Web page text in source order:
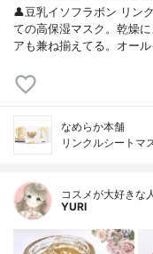
👤豆乳イソフラボン リン
ての高保湿マスク。乾燥
アも兼ね揃えてる。オー
なめらか本舗
リンクルシートマ
コスメが大好きな
YURI